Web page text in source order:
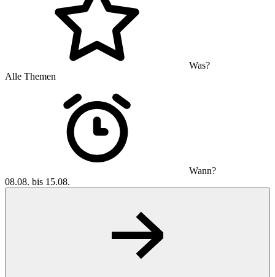
Was?
Alle Themen
Wann?
08.08. bis 15.08.